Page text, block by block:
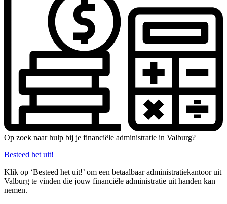
Op zoek naar hulp bij je financiële administratie in Valburg?
Besteed het uit!
Klik op ‘Besteed het uit!’ om een betaalbaar administratiekantoor uit
Valburg te vinden die jouw financiële administratie uit handen kan
nemen.